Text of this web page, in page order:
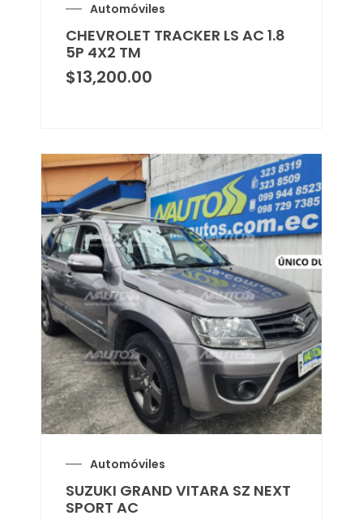
Automóviles
CHEVROLET TRACKER LS AC 1.8
5P 4X2 TM
$13,200.00
Automóviles
SUZUKI GRAND VITARA SZ NEXT
SPORT AC